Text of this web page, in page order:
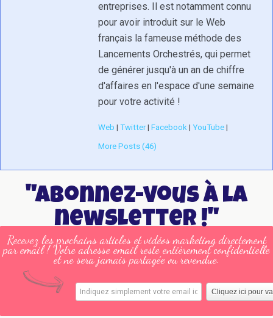
entreprises. Il est notamment connu
pour avoir introduit sur le Web
français la fameuse méthode des
Lancements Orchestrés, qui permet
de générer jusqu'à un an de chiffre
d'affaires en l'espace d'une semaine
pour votre activité !
Web | Twitter| Facebook | YouTube |
More Posts (46)
"Abonnez-vous à la
newsletter !"
Recevez les prochains articles et vidéos marketing directement
par email ! Votre adresse email reste entièrement confidentielle
et ne sera jamais partagée ou revendue.